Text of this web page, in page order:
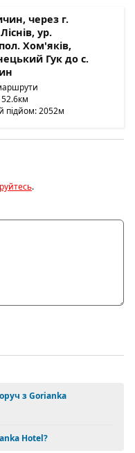
через г.
ур.
Хом'яків,
Гук до с.
підйом: 2052м
.
з Gorianka
Hotel?